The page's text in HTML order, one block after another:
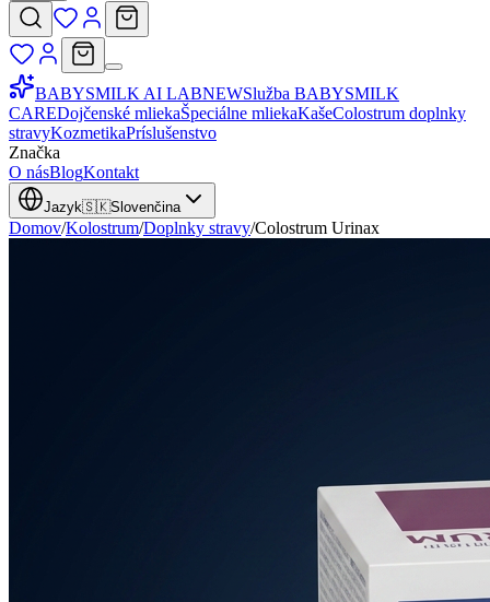
BABYSMILK AI LABNEWSlužba BABYSMILK
CAREDojčenské mliekaŠpeciálne mliekaKašeColostrum doplnky
stravyKozmetikaPríslušenstvo
Značka
O násBlogKontakt
Jazyk🇸🇰Slovenčina
Domov/Kolostrum/Doplnky stravy/Colostrum Urinax